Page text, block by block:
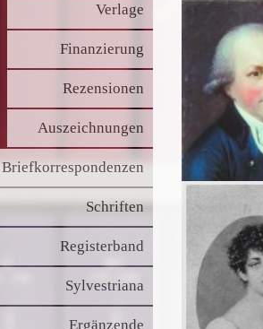
Verlage
Finanzierung
Rezensionen
Auszeichnungen
Briefkorrespondenzen
Schriften
Registerband
Sylvestriana
Ergänzende